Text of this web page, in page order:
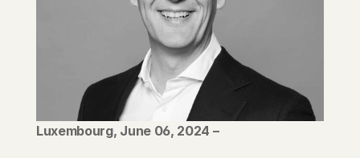
Luxembourg, June 06, 2024 –